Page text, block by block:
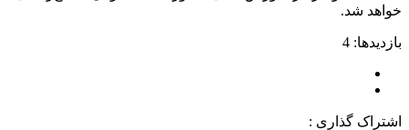
خواهد شد.
بازدیدها: 4
اشتراک گذاری :